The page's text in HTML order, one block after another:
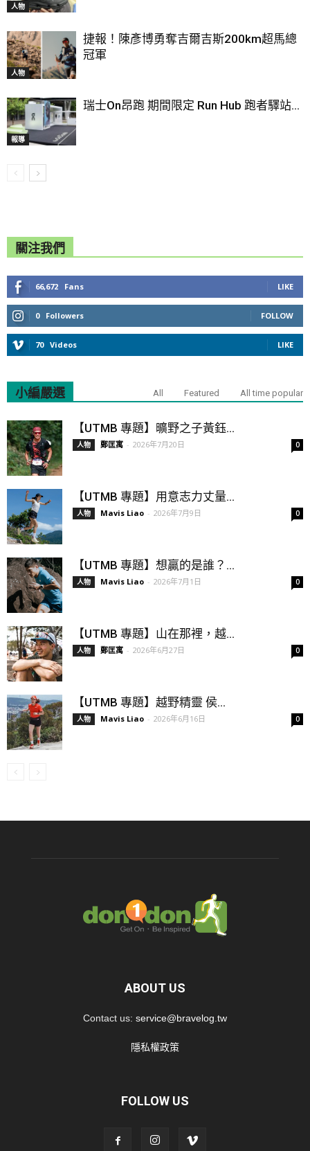
人物
人物
捷報！陳彥博勇奪吉爾吉斯200km超馬總
冠軍
報導
瑞士On昂跑 期間限定 Run Hub 跑者驛站...
關注我們
66,672 Fans LIKE
0 Followers FOLLOW
70 Videos LIKE
小編嚴選 All Featured All time popular
【UTMB 專題】曠野之子黃鈺...
人物 鄭匡寓 - 2026年7月20日 0
【UTMB 專題】用意志力丈量...
人物 Mavis Liao - 2026年7月9日 0
【UTMB 專題】想贏的是誰？...
人物 Mavis Liao - 2026年7月1日 0
【UTMB 專題】山在那裡，越...
人物 鄭匡寓 - 2026年6月27日 0
【UTMB 專題】越野精靈 侯...
人物 Mavis Liao - 2026年6月16日 0
ABOUT US
Contact us: service@bravelog.tw
隱私權政策
FOLLOW US